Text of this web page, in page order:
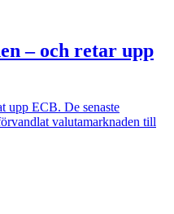
– och retar upp
upp ECB. De senaste
valutamarknaden till